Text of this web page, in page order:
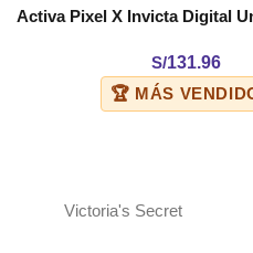
Activa Pixel X Invicta Digital
S/131.96
🏆 MÁS
Victoria's Secret